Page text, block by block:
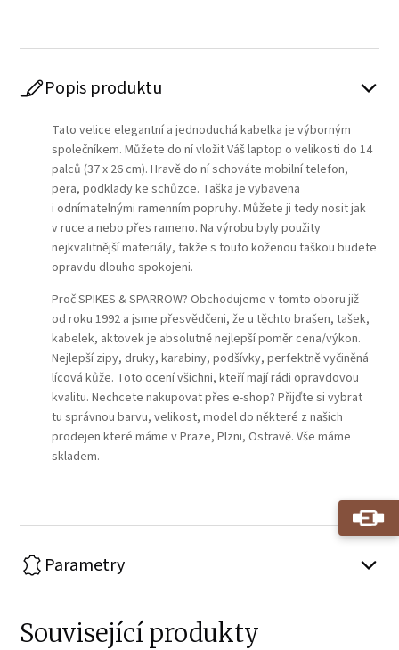
Popis produktu
Tato velice elegantní a jednoduchá kabelka je výborným
společníkem. Můžete do ní vložit Váš laptop o velikosti do 14
palců (37 x 26 cm). Hravě do ní schováte mobilní telefon,
pera, podklady ke schůzce. Taška je vybavena
i odnímatelnými ramenním popruhy. Můžete ji tedy nosit jak
v ruce a nebo přes rameno. Na výrobu byly použity
nejkvalitnější materiály, takže s touto koženou taškou budete
opravdu dlouho spokojeni.
Proč SPIKES & SPARROW? Obchodujeme v tomto oboru již
od roku 1992 a jsme přesvědčeni, že u těchto brašen, tašek,
kabelek, aktovek je absolutně nejlepší poměr cena/výkon.
Nejlepší zipy, druky, karabiny, podšívky, perfektně vyčiněná
lícová kůže. Toto ocení všichni, kteří mají rádi opravdovou
kvalitu. Nechcete nakupovat přes e-shop? Přijďte si vybrat
tu správnou barvu, velikost, model do některé z našich
prodejen které máme v Praze, Plzni, Ostravě. Vše máme
skladem.
Parametry
Související produkty